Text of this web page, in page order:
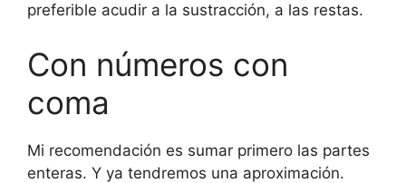
preferible acudir a la sustracción, a las restas.
Con números con
coma
Mi recomendación es sumar primero las partes
enteras. Y ya tendremos una aproximación.